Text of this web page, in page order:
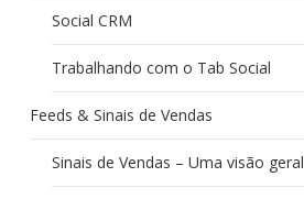
Social CRM
Trabalhando com o Tab Social
Feeds & Sinais de Vendas
Sinais de Vendas – Uma visão geral